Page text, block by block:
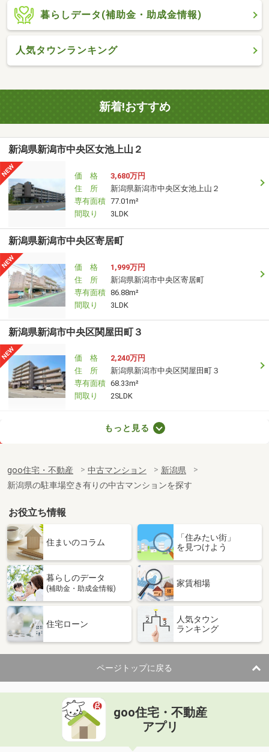
暮らしデータ(補助金・助成金情報)
人気タウンランキング
新着!おすすめ
新潟県新潟市中央区女池上山２
価 格
3,680万円
住 所
新潟県新潟市中央区女池上山２
専有面積 77.01m²
間取り
3LDK
新潟県新潟市中央区寄居町
価 格
1,999万円
住 所
新潟県新潟市中央区寄居町
専有面積 86.88m²
間取り
3LDK
新潟県新潟市中央区関屋田町３
価 格
2,240万円
住 所
新潟県新潟市中央区関屋田町３
専有面積 68.33m²
間取り
2SLDK
新潟県新潟市中央区天神１
専有面積 79.65m²
間取り
3LDK
新潟県長岡市長町１
価 格
2,899万円
新潟県長岡市長町１
専有面積 88.33m²
間取り
新潟県長岡市石動南町
住 所
新潟県長岡市石動南町
専有面積 40.43m²
間取り
1SDK
もっと見る
goo住宅・不動産 中古マンション
新潟県
新潟県の駐車場空き有りの中古マンションを探す
お役立ち情報
住まいのコラム
「住みたい街」
を見つけよう
暮らしのデータ
(補助金・助成金情報)
家賃相場
住宅ローン
人気タウン
ランキング
ページトップに戻る
goo住宅・不動産
アプリ